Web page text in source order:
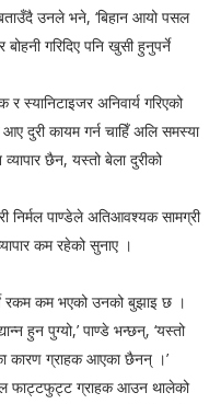
उनले भने, ‘बिहान आयो पसल
गरिदिए पनि खुसी हुनुपर्ने
स्यानिटाइजर अनिवार्य गरिएको
दुरी कायम गर्न चाहिँ अलि समस्या
छैन, यस्तो बेला दुरीको
निर्मल पाण्डेले अतिआवश्यक सामग्री
कम रहेको सुनाए ।
रकम कम भएको उनको बुझाइ छ ।
हुन पुग्यो,’ पाण्डे भन्छन्, ‘यस्तो
कारण ग्राहक आएका छैनन् ।’
फाट्टफुट्ट ग्राहक आउन थालेको